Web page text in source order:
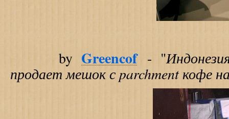
by Greencof- "
продает мешок с parchment кофе